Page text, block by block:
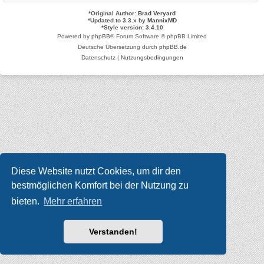
Diese Website nutzt Cookies, um dir den
bestmöglichen Komfort bei der Nutzung zu
bieten. Mehr erfahren
Verstanden!
*Original Author: Brad Veryard
*Updated to 3.3.x by MannixMD
*Style version: 3.4.10
Powered by phpBB® Forum Software © phpBB Limited
Deutsche Übersetzung durch phpBB.de
Datenschutz| Nutzungsbedingungen